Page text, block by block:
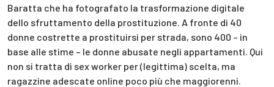
Baratta che ha fotografato la trasformazione digitale
dello sfruttamento della prostituzione. A fronte di 40
donne costrette a prostituirsi per strada, sono 400 – in
base alle stime – le donne abusate negli appartamenti. Qui
non si tratta di sex worker per (legittima) scelta, ma
ragazzine adescate online poco più che maggiorenni.